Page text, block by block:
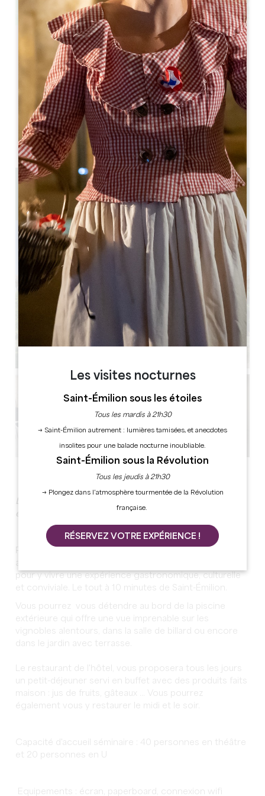
La sérénité du cadre, le professionnalisme d'un
établissement 3 étoiles
pour y vivre une expérience gastronomique, culturelle
et conviviale. Le tout à 10 minutes de Saint-Émilion.
Vous pourrez vous détendre au bord de la piscine
extérieure qui offre une vue imprenable sur les
vignobles alentours, dans la salle de billard ou encore
dans le jardin avec terrasse.
Le restaurant de l'hôtel, vous proposera tous les jours
un petit-déjeuner servi en buffet avec des produits faits
maison : jus de fruits, gâteaux ... Vous pourrez
également vous y restaurer le midi et le soir.
Capacité d'accueil séminaire : 40 personnes en théâtre
et 20 personnes en U
Equipements : écran, paperboard, connexion wifi
Leaflet
Hôtel 3 étoiles dans le vignoble
Puisseguin
33570 Puisseguin
05 57 55 28 20
Contactez-nous
Capacité salle en U : 20
Capacité salle en théatre : 40
11.5 km
Copier code GPS
Les visites nocturnes
Saint-Émilion sous les étoiles
Tous les mardis à 21h30
→ Saint-Émilion autrement : lumières tamisées, et anecdotes
insolites pour une balade nocturne inoubliable.
Saint-Émilion sous la Révolution
Tous les jeudis à 21h30
→ Plongez dans l’atmosphère tourmentée de la Révolution
française.
RÉSERVEZ VOTRE EXPÉRIENCE !